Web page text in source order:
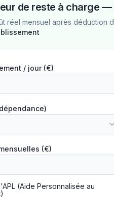
de reste à charge —
réel mensuel après déduction
/ jour (€)
(€)
(Aide Personnalisée au